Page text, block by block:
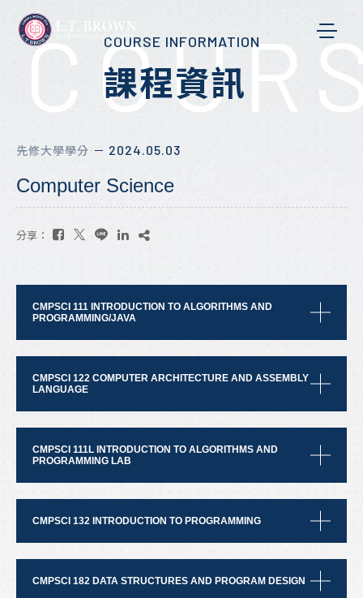
COURSE INFORMATION
課程資訊
先修大學學分 － 2024.05.03
Computer Science
分享：
CMPSCI 111 INTRODUCTION TO ALGORITHMS AND
PROGRAMMING/JAVA
CMPSCI 122 COMPUTER ARCHITECTURE AND ASSEMBLY
LANGUAGE
CMPSCI 111L INTRODUCTION TO ALGORITHMS AND
PROGRAMMING LAB
CMPSCI 132 INTRODUCTION TO PROGRAMMING
CMPSCI 182 DATA STRUCTURES AND PROGRAM DESIGN